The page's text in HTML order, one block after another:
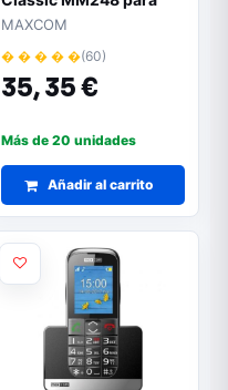
Personas Mayores/ 4G/
MAXCOM
� � � � �(60)
35,35 €
Más de 20 unidades
Añadir al carrito